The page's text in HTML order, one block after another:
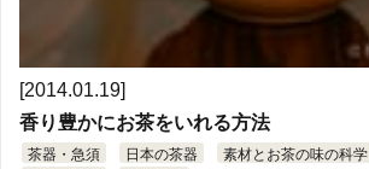
[2014.01.19]
香り豊かにお茶をいれる方法
茶器・急須 日本の茶器 素材とお茶の味の科学